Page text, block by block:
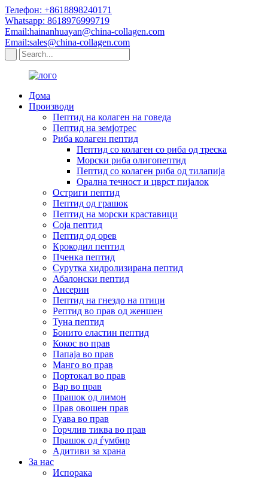
Телефон: +8618898240171
Whatsapp: 8618976999719
Email:hainanhuayan@china-collagen.com
Email:sales@china-collagen.com
Дома
Производи
Пептид на колаген на говеда
Пептид на земјотрес
Риба колаген пептид
Пептид со колаген со риба од треска
Морски риба олигопептид
Пептид со колаген риба од тилапија
Орална течност и цврст пијалок
Остриги пептид
Пептид од грашок
Пептид на морски краставици
Соја пептид
Пептид од орев
Крокодил пептид
Пченка пептид
Сурутка хидролизирана пептид
Абалонски пептид
Ансерин
Пептид на гнездо на птици
Pептид во прав од женшен
Туна пептид
Бонито еластин пептид
Кокос во прав
Папаја во прав
Манго во прав
Портокал во прав
Вар во прав
Прашок од лимон
Прав овошен прав
Гуава во прав
Горчлив тиква во прав
Прашок од ѓумбир
Адитиви за храна
За нас
Испорака